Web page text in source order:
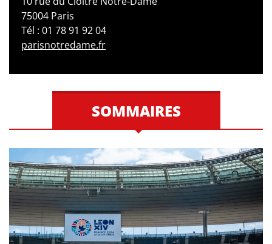
75004 Paris
Tél : 01 78 91 92 04
parisnotredame.fr
SOMMAIRES